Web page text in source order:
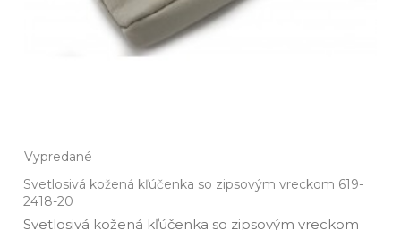
Vypredané
Svetlosivá kožená kľúčenka so zipsovým vreckom 619-
2418-20
Svetlosivá kožená kľúčenka so zipsovým vreckom